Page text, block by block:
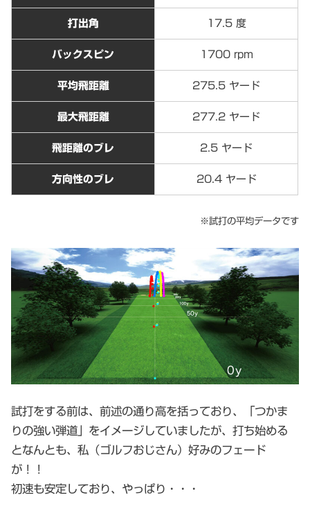
打出角 17.5 度
バックスピン 1700 rpm
平均飛距離 275.5 ヤード
最大飛距離 277.2 ヤード
飛距離のブレ 2.5 ヤード
方向性のブレ 20.4 ヤード
※試打の平均データです
試打をする前は、前述の通り高を括っており、「つかま
りの強い弾道」をイメージしていましたが、打ち始める
となんとも、私（ゴルフおじさん）好みのフェード
が！！
初速も安定しており、やっぱり・・・